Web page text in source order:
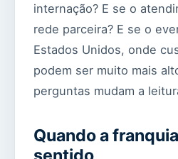
internação? E se o
rede parceira? E se o
Estados Unidos, onde
podem ser muito mais
perguntas mudam a
Quando a